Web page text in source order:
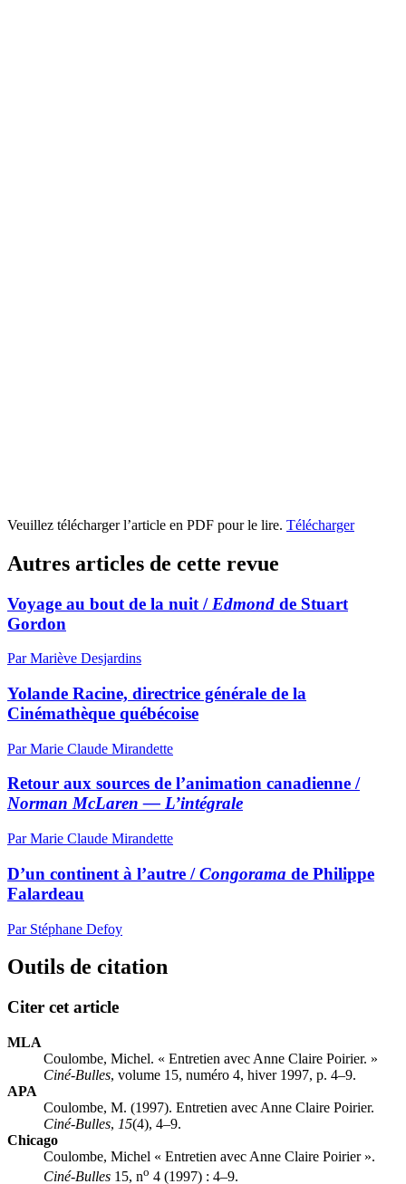
Veuillez télécharger l’article en PDF pour le lire. Télécharger
Autres articles de cette revue
Voyage au bout de la nuit / Edmond de Stuart
Gordon
Par Mariève Desjardins
Yolande Racine, directrice générale de la
Cinémathèque québécoise
Par Marie Claude Mirandette
Retour aux sources de l’animation canadienne /
Norman McLaren — L’intégrale
Par Marie Claude Mirandette
D’un continent à l’autre /Congorama de Philippe
Falardeau
Par Stéphane Defoy
Outils de citation
Citer cet article
MLA
Coulombe, Michel. « Entretien avec Anne Claire Poirier. »
Ciné-Bulles, volume 15, numéro 4, hiver 1997, p. 4–9.
APA
Coulombe, M. (1997). Entretien avec Anne Claire Poirier.
Ciné-Bulles, 15(4), 4–9.
Chicago
Coulombe, Michel « Entretien avec Anne Claire Poirier ».
Ciné-Bulles 15, no 4 (1997) : 4–9.